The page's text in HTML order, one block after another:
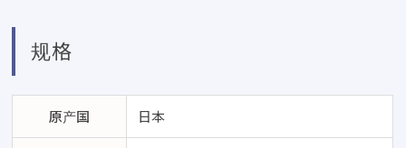
规格
原产国 日本